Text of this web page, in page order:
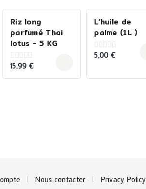
Riz long
parfumé Thai
lotus – 5 KG
0
of
15,99 €
L’huile de
palme (1L )
0
5,00 €
Nous contacter Privacy Policy